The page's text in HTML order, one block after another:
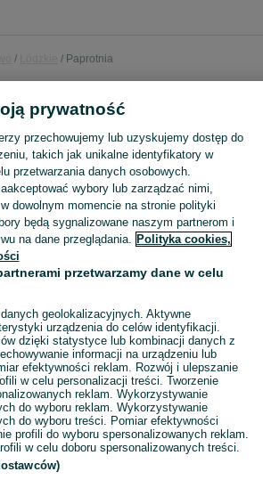
Paprotnia
Zobacz
prywatność
przechowujemy lub uzyskujemy dostęp do
takich jak unikalne identyfikatory w
przetwarzania danych osobowych.
wybory lub zarządzać nimi,
dowolnym momencie na stronie polityki
będą sygnalizowane naszym partnerom i
na dane przeglądania. Polityka cookies,
przetwarzamy dane w celu
geolokalizacyjnych. Aktywne
urządzenia do celów identyfikacji.
dzięki statystyce lub kombinacji danych z
informacji na urządzeniu lub
efektywności reklam. Rozwój i ulepszanie
w celu personalizacji treści. Tworzenie
reklam. Wykorzystywanie
do wyboru reklam. Wykorzystywanie
do wyboru treści. Pomiar efektywności
profili do wyboru spersonalizowanych reklam.
w celu doboru spersonalizowanych treści.